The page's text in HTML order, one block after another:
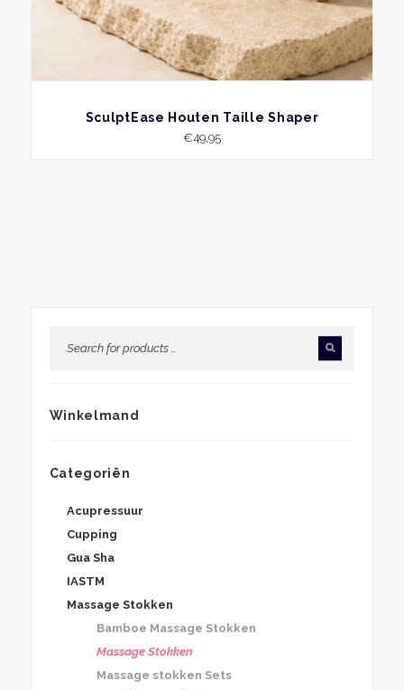
BEKIJK
SculptEase Houten Taille Shaper
€49,95
Winkelmand
Categoriën
Acupressuur
Cupping
Gua Sha
IASTM
Massage Stokken
Bamboe Massage Stokken
Massage Stokken
Massage stokken Sets